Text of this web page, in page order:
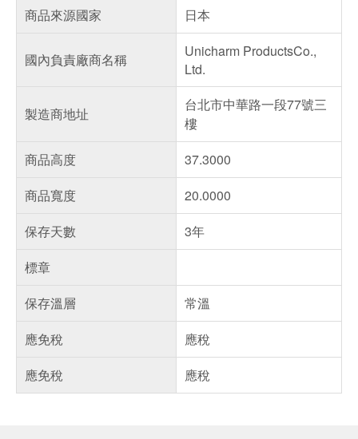
商品來源國家
日本
國內負責廠商名稱
Unicharm ProductsCo.,
Ltd.
製造商地址
台北市中華路一段77號三
樓
商品高度
37.3000
商品寬度
20.0000
保存天數
3年
標章
保存溫層
常溫
應免稅
應稅
應免稅
應稅